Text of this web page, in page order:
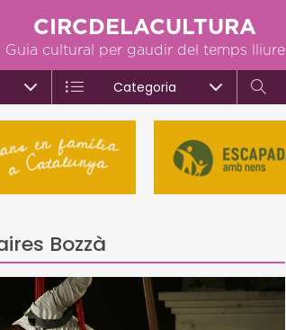
CIRCDELACULTURA
Guia cultural per gaudir del temps lliure
Categoria
Bozzà